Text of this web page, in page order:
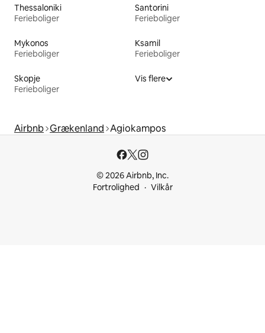
Thessaloniki
Ferieboliger
Santorini
Ferieboliger
Mykonos
Ferieboliger
Ksamil
Ferieboliger
Skopje
Ferieboliger
Vis flere
Airbnb Grækenland Agiokampos
© 2026 Airbnb, Inc.
Fortrolighed
Vilkår